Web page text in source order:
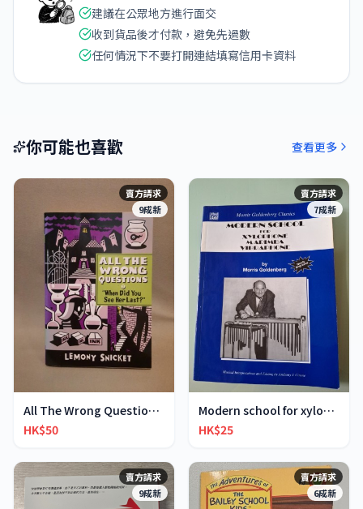
建議在公眾地方進行面交
收到貨品後才付款，避免先過數
任何情況下不要打開連結填寫信用卡資料
你可能也喜歡 查看更多
賣方請求
9成新
All The Wrong Questions 2: "When Did You See Her L
HK$50
賣方請求
7成新
Modern school for xylophone marimba vibraphone
HK$25
賣方請求
9成新
賣方請求
6成新